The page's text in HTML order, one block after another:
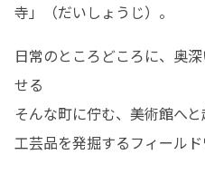
寺」（だいしょうじ）。
日常のところどころに、奥
せる
そんな町に佇む、美術館へと
工芸品を発掘するフィールド